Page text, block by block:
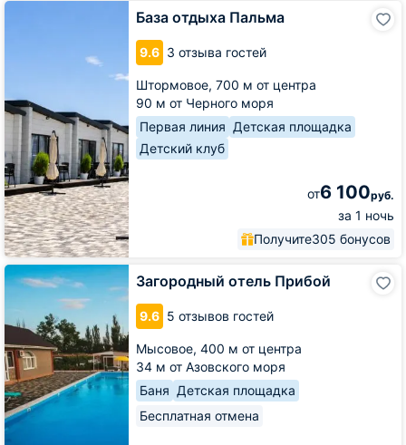
База отдыха Пальма
9.6 3 отзыва гостей
Штормовое, 700 м от центра
90 м от Черного моря
Первая линия Детская площадка
Детский клуб
от6 100руб.
за 1 ночь
Получите305 бонусов
База
Загородный отель Прибой
9.6 5 отзывов гостей
Мысовое, 400 м от центра
34 м от Азовского моря
Баня Детская площадка
Бесплатная отмена
Загородный
отель